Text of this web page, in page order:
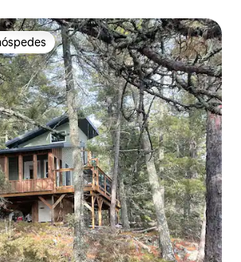
preferidos dos hóspedes